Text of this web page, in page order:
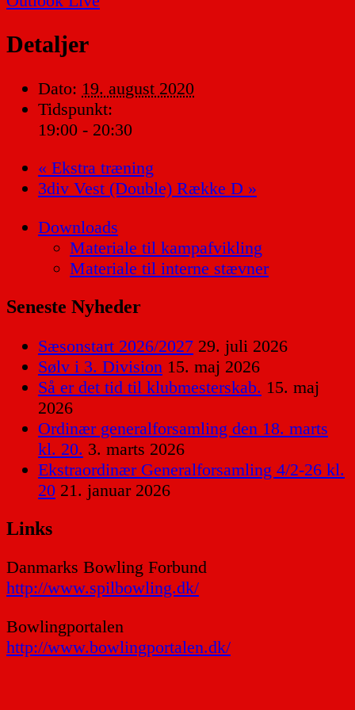
Detaljer
Dato: 19. august 2020
Tidspunkt:
19:00 - 20:30
« Ekstra træning
3div Vest (Double) Række D »
Downloads
Materiale til kampafvikling
Materiale til interne stævner
Seneste Nyheder
Sæsonstart 2026/2027 29. juli 2026
Sølv i 3. Division 15. maj 2026
Så er det tid til klubmesterskab. 15. maj
2026
Ordinær generalforsamling den 18. marts
kl. 20. 3. marts 2026
Ekstraordinær Generalforsamling 4/2-26 kl.
20 21. januar 2026
Links
Danmarks Bowling Forbund
http://www.spilbowling.dk/
Bowlingportalen
http://www.bowlingportalen.dk/